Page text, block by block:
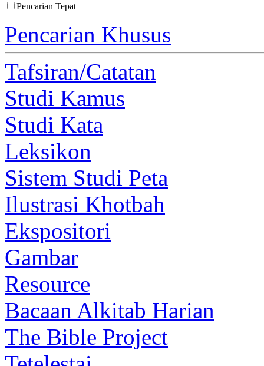
Pencarian Tepat
Pencarian Khusus
Tafsiran/Catatan
Studi Kamus
Studi Kata
Leksikon
Sistem Studi Peta
Ilustrasi Khotbah
Ekspositori
Gambar
Resource
Bacaan Alkitab Harian
The Bible Project